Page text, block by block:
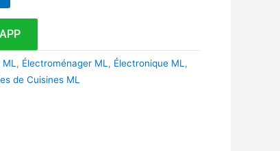
ML, Électroménager ML, Électronique ML,
de Cuisines ML